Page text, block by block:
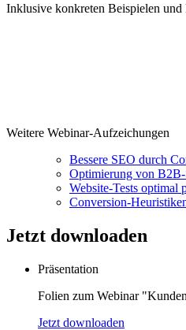
Inklusive konkreten Beispielen
Weitere Webinar-Aufzeichungen
Bessere SEO durch
Optimierung von B2B-
Website-Tests optimal
Conversion-
Jetzt downloaden
Präsentation
Folien zum Webinar
Jetzt downloaden